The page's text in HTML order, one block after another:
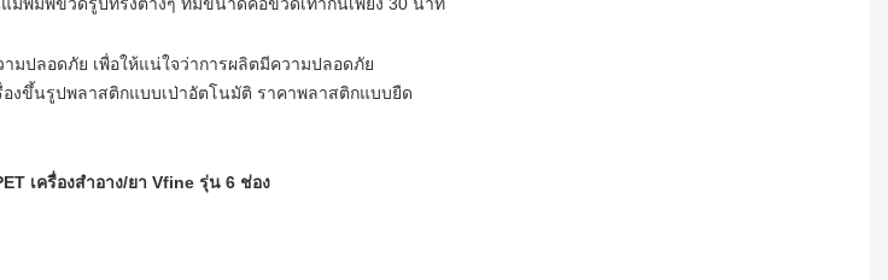
มปลอดภัย เพื่อให้แน่ใจว่าการผลิตมีความปลอดภัย
เครื่องสำอาง/ยา Vfine รุ่น 6 ช่อง